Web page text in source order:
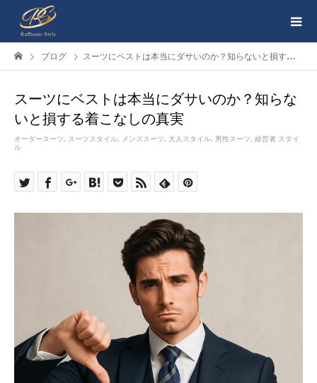
ブログ スーツにベストは本当にダサいのか？知らないと損する着こなしの真実
スーツにベストは本当にダサいのか？知らな
いと損する着こなしの真実
オーダースーツ, スーツスタイル, メンズスーツ, 大人スタイル, 男性スーツ, 経営者 スタイ
ル